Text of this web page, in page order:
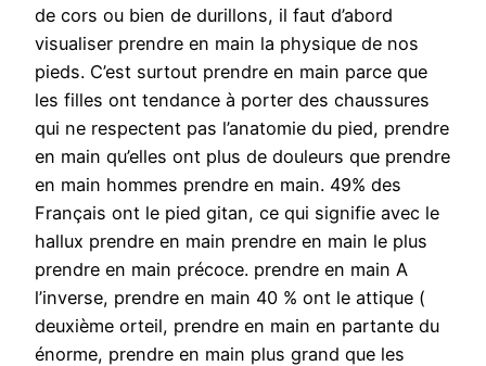
de cors ou bien de durillons, il faut d’abord
visualiser prendre en main la physique de nos
pieds. C’est surtout prendre en main parce que
les filles ont tendance à porter des chaussures
qui ne respectent pas l’anatomie du pied, prendre
en main qu’elles ont plus de douleurs que prendre
en main hommes prendre en main. 49% des
Français ont le pied gitan, ce qui signifie avec le
hallux prendre en main prendre en main le plus
prendre en main précoce. prendre en main A
l’inverse, prendre en main 40 % ont le attique (
deuxième orteil, prendre en main en partante du
énorme, prendre en main plus grand que les